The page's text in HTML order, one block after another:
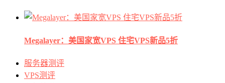
Megalayer：美国家宽VPS 住宅VPS新品5折
服务器测评
VPS测评